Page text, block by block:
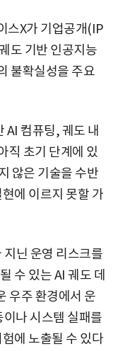
스X가 기업공개(IP
도 기반 인공지능
불확실성을 주요
AI 컴퓨팅, 궤도 내
직 초기 단계에 있
않은 기술을 수반
에 이르지 못할 가
닌 운영 리스크를
수 있는 AI 궤도 데
우주 환경에서 운
나 시스템 실패를
에 노출될 수 있다